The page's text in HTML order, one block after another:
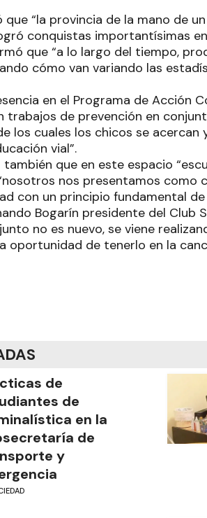
que “la provincia de la mano de
conquistas importantísimas
que “a lo largo del tiempo,
cómo van variando las
en el Programa de Acción
trabajos de prevención en
los cuales los chicos se
vial”.
que en este espacio
nos presentamos como
con un principio fundamental
Bogarín presidente del Club
no es nuevo, se viene
oportunidad de tenerlo en la
de
de
en la
de
y